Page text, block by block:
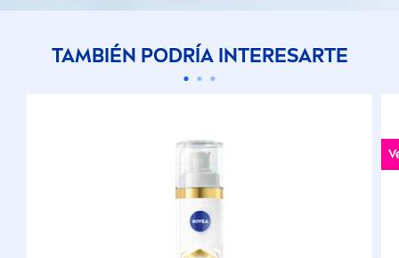
TAMBIÉN PODRÍA INTERESARTE